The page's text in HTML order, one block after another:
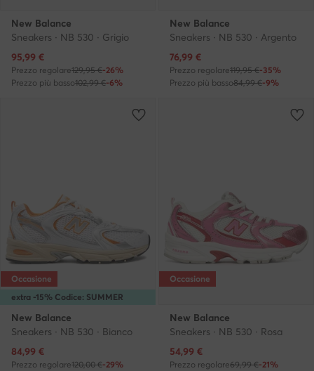
New Balance
Sneakers · NB 530 · Grigio
Prezzo attuale
95,99 €
Prezzo regolare129,95 €-26%
Prezzo più basso102,99 €-6%
New Balance
Sneakers · NB 530 · Argento
Prezzo attuale
76,99 €
Prezzo regolare119,95 €-35%
Prezzo più basso84,99 €-9%
extra -15% Codice: SUMMER
Occasione
New Balance
Sneakers · NB 530 · Bianco
Prezzo attuale
84,99 €
Prezzo regolare120,00 €-29%
Occasione
New Balance
Sneakers · NB 530 · Rosa
Prezzo attuale
54,99 €
Prezzo regolare69,99 €-21%